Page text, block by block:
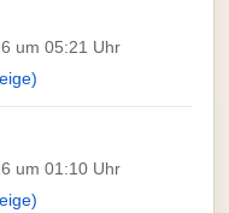
um 05:21 Uhr
um 01:10 Uhr